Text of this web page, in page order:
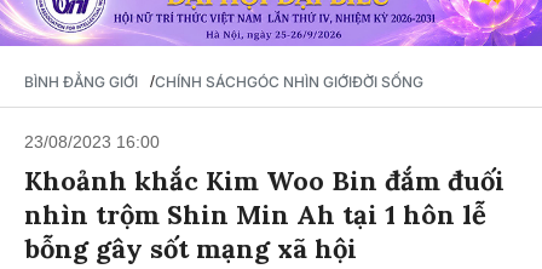
BÌNH ĐẲNG GIỚI /CHÍNH SÁCHGÓC NHÌN GIỚIĐỜI SỐNG
23/08/2023 16:00
Khoảnh khắc Kim Woo Bin đắm đuối
nhìn trộm Shin Min Ah tại 1 hôn lễ
bỗng gây sốt mạng xã hội